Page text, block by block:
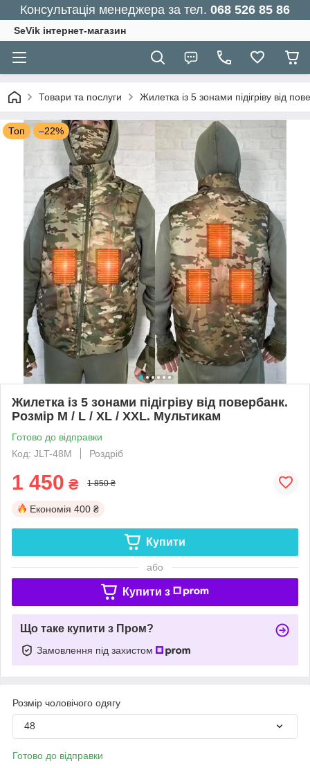
Консультація менеджера за тел. 068 526 85 86
SeVik інтернет-магазин
Товари та послуги Жилетка із 5 зонами підігріву від
Топ –22%
Жилетка із 5 зонами підігріву від повербанк.
Розмір М / L / XL / XXL. Мультикам
Готово до відправки
Код: JLT-48M
Роздріб
1 450 ₴ 1 850 ₴
Економія 400 ₴
Купити
або
Купити з
Що таке купити з Пром?
Замовлення під захистом
Розмір чоловічого одягу
48
Готово до відправки